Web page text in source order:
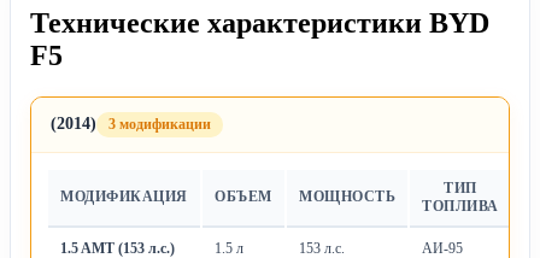
Технические характеристики BYD
F5
(2014) 3 модификации
МОДИФИКАЦИЯ ОБЪЕМ МОЩНОСТЬ
ТИП
ТОПЛИВА
1.5 AMT (153 л.с.) 1.5 л 153 л.с. АИ-95